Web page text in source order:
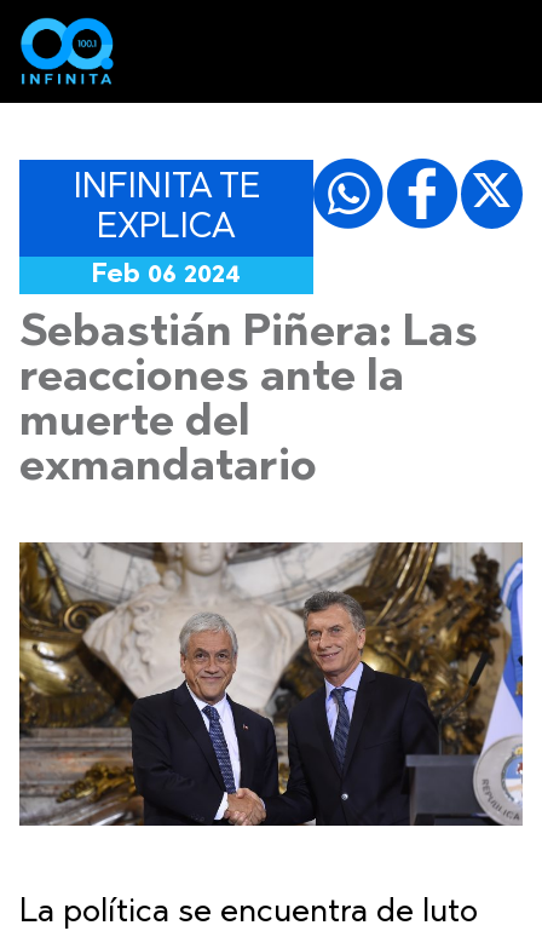
INFINITA TE
EXPLICA
Feb 06 2024
Sebastián Piñera: Las
reacciones ante la
muerte del
exmandatario
La política se encuentra de luto